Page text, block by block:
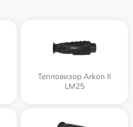
Тепловизор Arkon II
LM25